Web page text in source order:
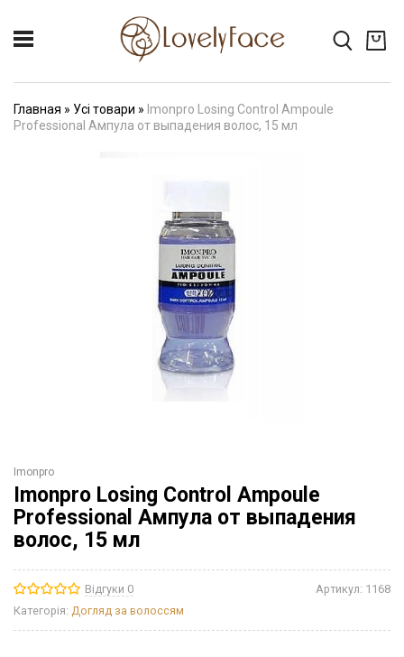
Главная » Усі товари » Imonpro Losing Control Ampoule
Professional Ампула от выпадения волос, 15 мл
Imonpro
Imonpro Losing Control Ampoule
Professional Ампула от выпадения
волос, 15 мл
Відгуки 0 Артикул: 1168
Категорія: Догляд за волоссям